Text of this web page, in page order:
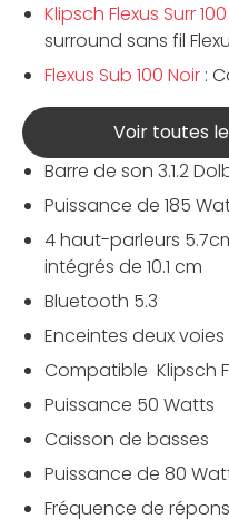
Klipsch Flexus Surr
surround sans fil
Flexus Sub 100 Noir :
Voir toutes
Barre de son 3.1.2
Puissance de 185
4 haut-parleurs
intégrés de 10.1 cm
Bluetooth 5.3
Enceintes deux
Compatible Klipsch
Puissance 50 Watts
Caisson de basses
Puissance de 80
Fréquence de